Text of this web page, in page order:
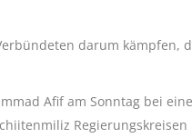
darum kämpfen,
Afif am Sonntag bei